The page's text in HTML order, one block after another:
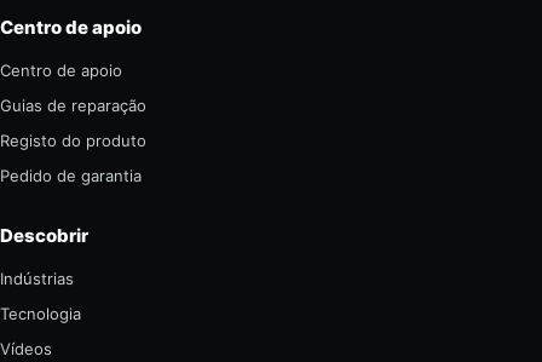
Centro de apoio
Centro de apoio
Guias de reparação
Registo do produto
Pedido de garantia
Descobrir
Indústrias
Tecnologia
Vídeos